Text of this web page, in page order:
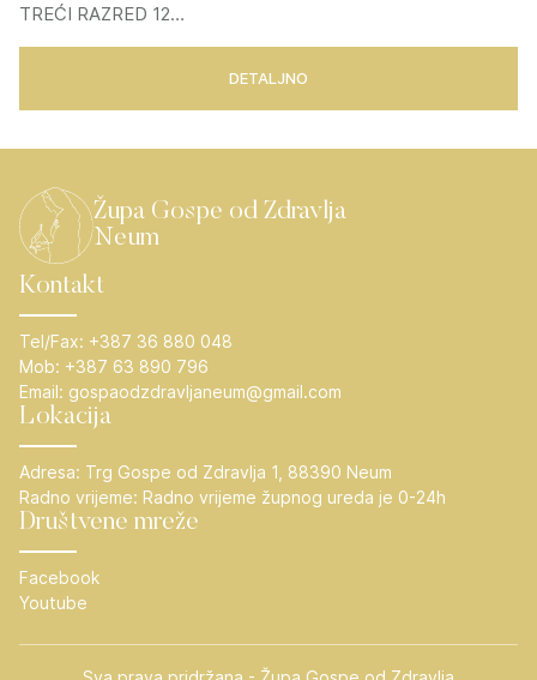
TREĆI RAZRED 12…
DETALJNO
Župa Gospe od Zdravlja
Neum
Kontakt
Tel/Fax: +387 36 880 048
Mob: +387 63 890 796
Email: gospaodzdravljaneum@gmail.com
Lokacija
Adresa: Trg Gospe od Zdravlja 1, 88390 Neum
Radno vrijeme: Radno vrijeme župnog ureda je 0-24h
Društvene mreže
Facebook
Youtube